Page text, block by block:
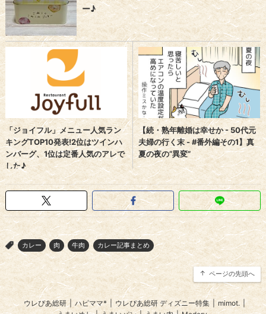
> カレー 肉 牛肉 カレー記事まとめ
ページの先頭へ
ウレぴあ総研 | ハピママ* | ウレぴあ総研 ディズニー特集 mimot. |